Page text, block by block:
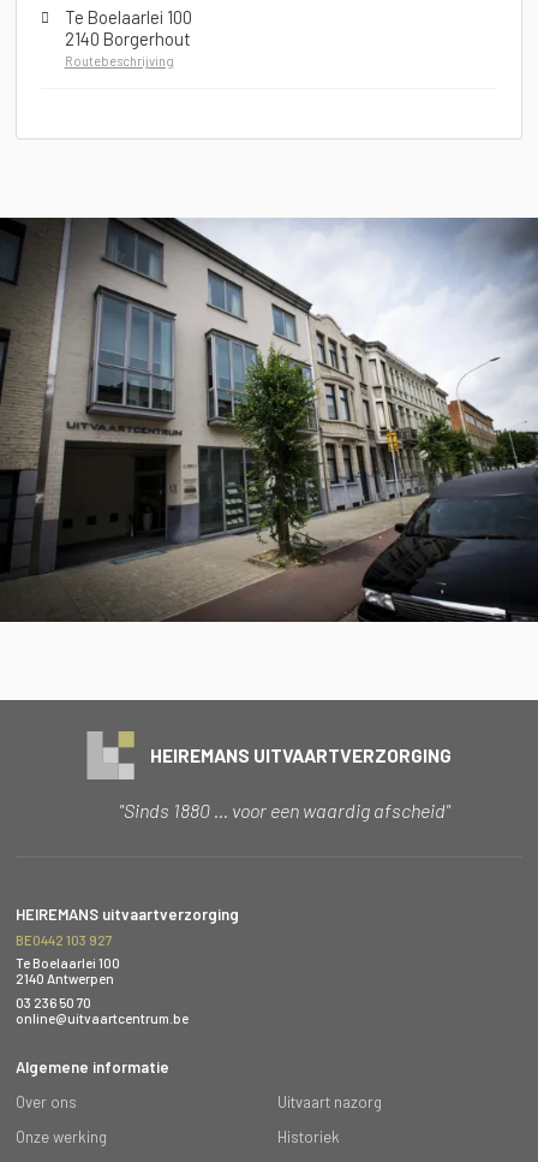
Te Boelaarlei 100
2140 Borgerhout
Routebeschrijving
HEIREMANS UITVAARTVERZORGING
"Sinds 1880 … voor een waardig afscheid"
HEIREMANS uitvaartverzorging
BE0442 103 927
Te Boelaarlei 100
2140 Antwerpen
03 236 50 70
online@uitvaartcentrum.be
Algemene informatie
Over ons
Uitvaart nazorg
Onze werking
Historiek